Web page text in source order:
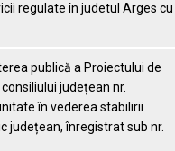
regulate în judetul Arges cu
publică a Proiectului de
județean nr.
în vederea stabilirii
județean, înregistrat sub nr.